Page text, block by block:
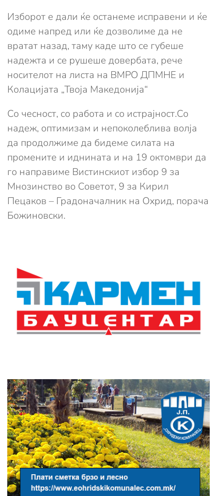
Изборот е дали ќе останеме исправени и ќе
одиме напред или ќе дозволиме да не
вратат назад, таму каде што се губеше
надежта и се рушеше довербата, рече
носителот на листа на ВМРО ДПМНЕ и
Колацијата „Твоја Македонија“
Со чесност, со работа и со истрајност.Со
надеж, оптимизам и непоколеблива волја
да продолжиме да бидеме силата на
промените и иднината и на 19 октомври да
го направиме Вистинскиот избор 9 за
Мнозинство во Советот, 9 за Кирил
Пецаков – Градоначалник на Охрид, порача
Божиновски.